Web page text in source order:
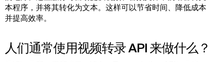
本程序，并将其转化为文本。这样可以节省时间、降低成本
并提高效率。
人们通常使用视频转录 API 来做什么？